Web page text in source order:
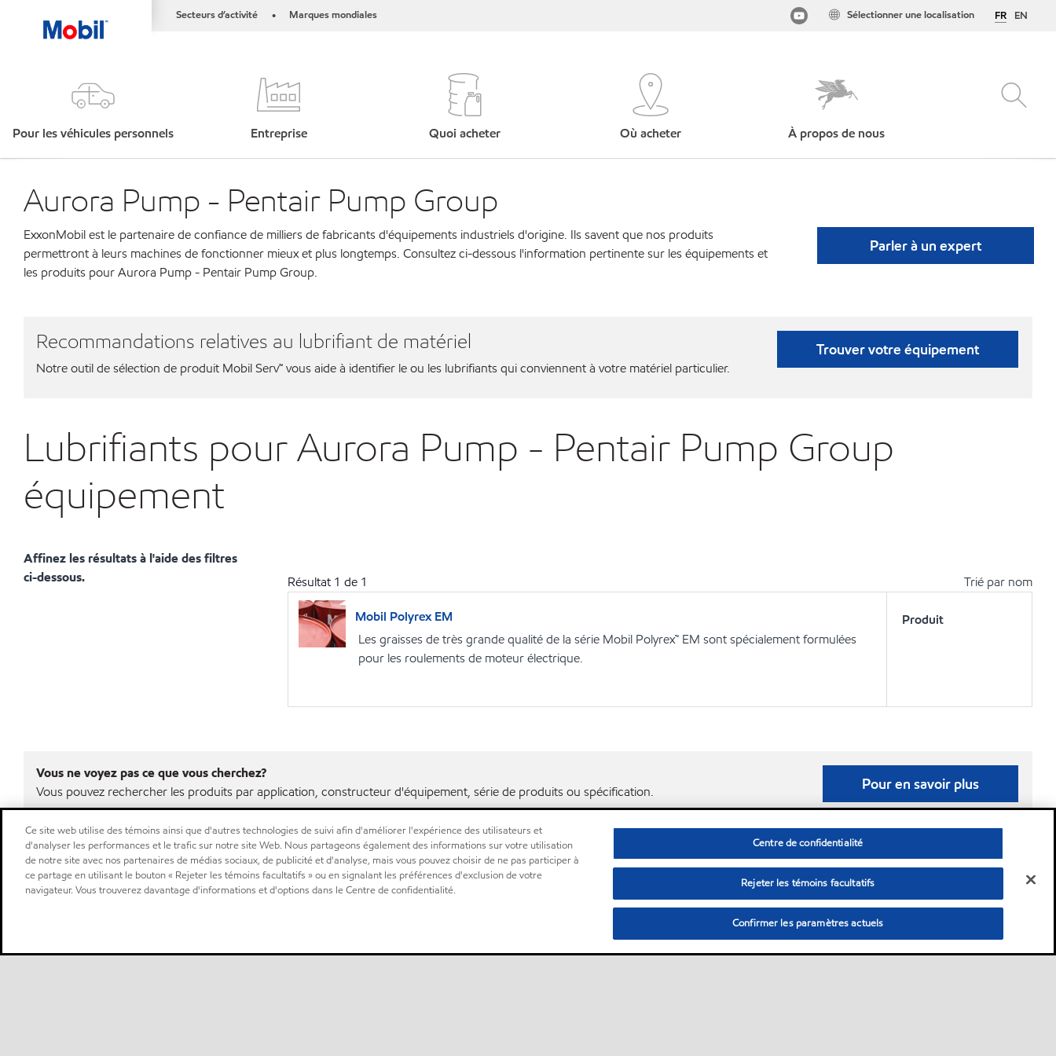
Secteurs d’activité • Marques mondiales FR EN
Sélectionner une localisation
Pour les véhicules personnels Entreprise Quoi acheter Où acheter À propos de nous
Aurora Pump - Pentair Pump Group
ExxonMobil est le partenaire de confiance de milliers de fabricants d'équipements industriels d'origine. Ils savent que nos produits
permettront à leurs machines de fonctionner mieux et plus longtemps. Consultez ci-dessous l'information pertinente sur les équipements et
les produits pour Aurora Pump - Pentair Pump Group.
Parler à un expert
Recommandations relatives au lubrifiant de matériel
Notre outil de sélection de produit Mobil Serv℠ vous aide à identifier le ou les lubrifiants qui conviennent à votre matériel particulier.
Trouver votre équipement
Lubrifiants pour Aurora Pump - Pentair Pump Group
équipement
Affinez les résultats à l'aide des filtres
ci-dessous.
Résultat 1 de 1 Trié par nom
Mobil Polyrex EM
Les graisses de très grande qualité de la série Mobil Polyrex™ EM sont spécialement formulées
pour les roulements de moteur électrique.
Produit
Vous ne voyez pas ce que vous cherchez?
Vous pouvez rechercher les produits par application, constructeur d'équipement, série de produits ou spécification.
Pour en savoir plus
Ce site web utilise des témoins ainsi que d'autres technologies de suivi afin d'améliorer l'expérience des utilisateurs et
d'analyser les performances et le trafic sur notre site Web. Nous partageons également des informations sur votre utilisation
de notre site avec nos partenaires de médias sociaux, de publicité et d'analyse, mais vous pouvez choisir de ne pas participer à
ce partage en utilisant le bouton « Rejeter les témoins facultatifs » ou en signalant les préférences d'exclusion de votre
navigateur. Vous trouverez davantage d'informations et d'options dans le Centre de confidentialité.
Centre de confidentialité
Rejeter les témoins facultatifs
Confirmer les paramètres actuels